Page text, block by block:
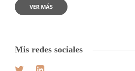
VER MÁS
Mis redes sociales